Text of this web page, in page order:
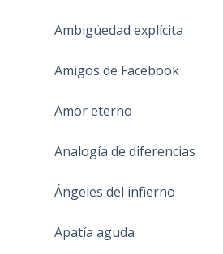
Ambigüedad explícita
Amigos de Facebook
Amor eterno
Analogía de diferencias
Ángeles del infierno
Apatía aguda